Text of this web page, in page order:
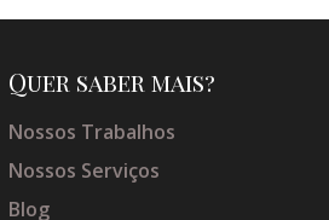
Quer saber mais?
Nossos Trabalhos
Nossos Serviços
Blog